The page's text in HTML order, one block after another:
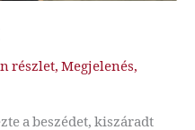
részlet, Megjelenés,
a beszédet, kiszáradt